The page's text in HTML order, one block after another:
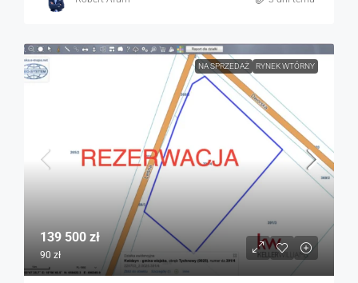
NA SPRZEDAŻ RYNEK WTÓRNY
139 500 zł
90 zł